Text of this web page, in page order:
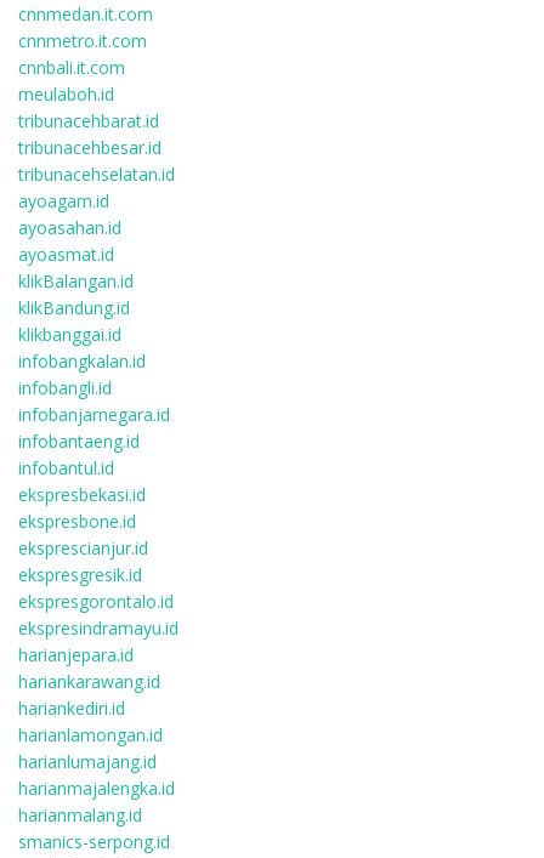
cnnmedan.it.com
cnnmetro.it.com
cnnbali.it.com
meulaboh.id
tribunacehbarat.id
tribunacehbesar.id
tribunacehselatan.id
ayoagam.id
ayoasahan.id
ayoasmat.id
klikBalangan.id
klikBandung.id
klikbanggai.id
infobangkalan.id
infobangli.id
infobanjarnegara.id
infobantaeng.id
infobantul.id
ekspresbekasi.id
ekspresbone.id
eksprescianjur.id
ekspresgresik.id
ekspresgorontalo.id
ekspresindramayu.id
harianjepara.id
hariankarawang.id
hariankediri.id
harianlamongan.id
harianlumajang.id
harianmajalengka.id
harianmalang.id
smanics-serpong.id